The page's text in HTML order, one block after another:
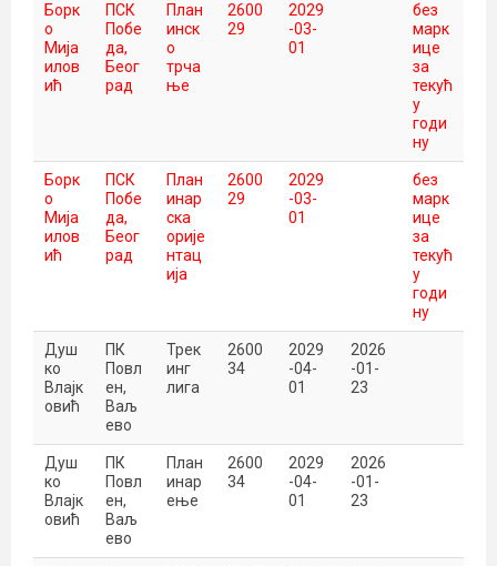
Борк
о
Мија
илов
ић
ПСК
Побе
да,
Беог
рад
План
инск
о
трча
ње
2600
29
2029
-03-
01
без
марк
ице
за
текућ
у
годи
ну
Борк
о
Мија
илов
ић
ПСК
Побе
да,
Беог
рад
План
инар
ска
орије
нтац
ија
2600
29
2029
-03-
01
без
марк
ице
за
текућ
у
годи
ну
Душ
ко
Влајк
овић
ПК
Повл
ен,
Ваљ
ево
Трек
инг
лига
2600
34
2029
-04-
01
2026
-01-
23
Душ
ко
Влајк
овић
ПК
Повл
ен,
Ваљ
ево
План
инар
ење
2600
34
2029
-04-
01
2026
-01-
23